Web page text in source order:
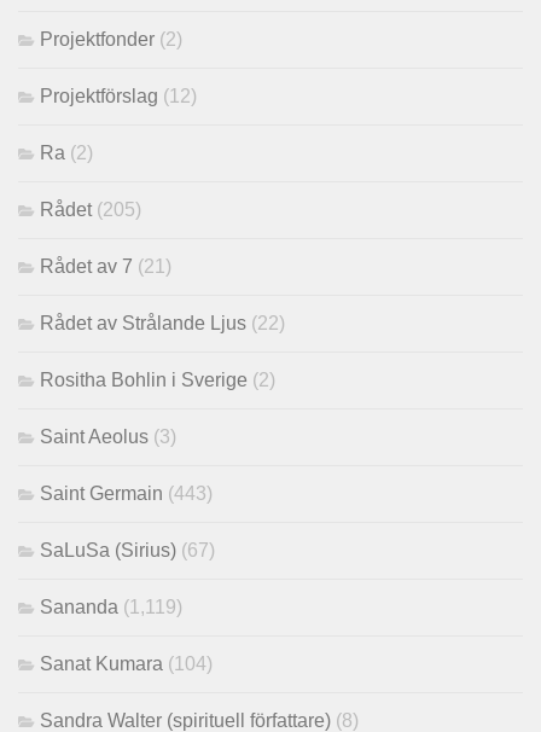
Projektfonder (2)
Projektförslag (12)
Ra (2)
Rådet (205)
Rådet av 7 (21)
Rådet av Strålande Ljus (22)
Rositha Bohlin i Sverige (2)
Saint Aeolus (3)
Saint Germain (443)
SaLuSa (Sirius) (67)
Sananda (1,119)
Sanat Kumara (104)
Sandra Walter (spirituell författare) (8)